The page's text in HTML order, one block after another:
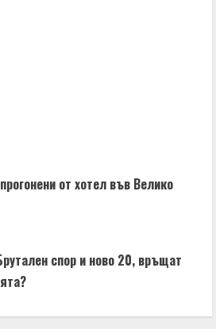
от хотел във Велико
спор и ново 20, връщат